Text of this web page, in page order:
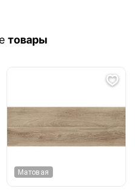
товары
Матовая